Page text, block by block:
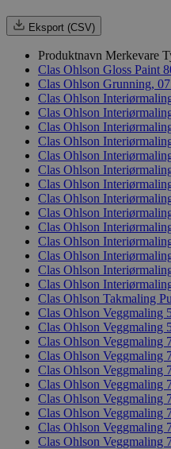
Eksport (CSV)
Produktnavn Merkevare
Clas Ohlson Gloss Paint
Clas Ohlson Grunning,
Clas Ohlson
Clas Ohlson
Clas Ohlson
Clas Ohlson
Clas Ohlson
Clas Ohlson
Clas Ohlson
Clas Ohlson
Clas Ohlson
Clas Ohlson
Clas Ohlson
Clas Ohlson
Clas Ohlson
Clas Ohlson
Clas Ohlson Takmaling
Clas Ohlson Veggmaling
Clas Ohlson Veggmaling
Clas Ohlson Veggmaling
Clas Ohlson Veggmaling
Clas Ohlson Veggmaling
Clas Ohlson Veggmaling
Clas Ohlson Veggmaling
Clas Ohlson Veggmaling
Clas Ohlson Veggmaling
Clas Ohlson Veggmaling